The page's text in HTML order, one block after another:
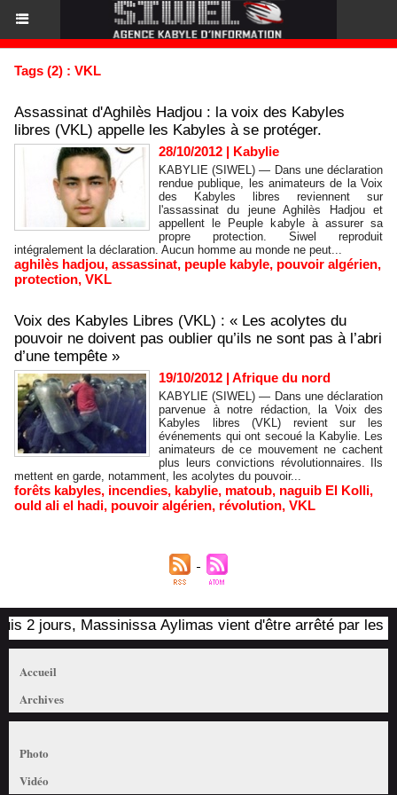
Tags (2) : VKL
Assassinat d'Aghilès Hadjou : la voix des Kabyles
libres (VKL) appelle les Kabyles à se protéger.
28/10/2012 | Kabylie
KABYLIE (SIWEL) — Dans une déclaration
rendue publique, les animateurs de la Voix
des Kabyles libres reviennent sur
l'assassinat du jeune Aghilès Hadjou et
appellent le Peuple kabyle à assurer sa
propre protection. Siwel reproduit
intégralement la déclaration. Aucun homme au monde ne peut...
aghilès hadjou, assassinat, peuple kabyle, pouvoir algérien,
protection, VKL
Voix des Kabyles Libres (VKL) : « Les acolytes du
pouvoir ne doivent pas oublier qu’ils ne sont pas à l’abri
d’une tempête »
19/10/2012 | Afrique du nord
KABYLIE (SIWEL) — Dans une déclaration
parvenue à notre rédaction, la Voix des
Kabyles libres (VKL) revient sur les
événements qui ont secoué la Kabylie. Les
animateurs de ce mouvement ne cachent
plus leurs convictions révolutionnaires. Ils
mettent en garde, notamment, les acolytes du pouvoir...
forêts kabyles, incendies, kabylie, matoub, naguib El Kolli,
ould ali el hadi, pouvoir algérien, révolution, VKL
2 jours, Massinissa Aylimas vient d'être arrêté par les
Accueil
Archives
Photo
Vidéo